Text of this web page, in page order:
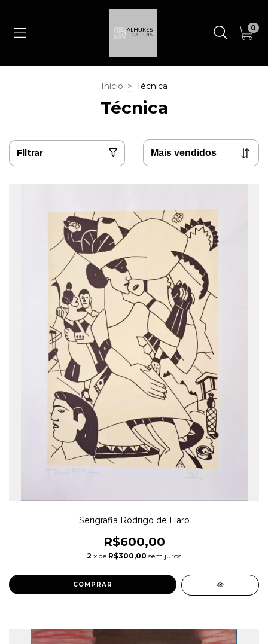
0
Início > Técnica
Técnica
Filtrar
Serigrafia Rodrigo de Haro
R$600,00
2 x de R$300,00 sem juros